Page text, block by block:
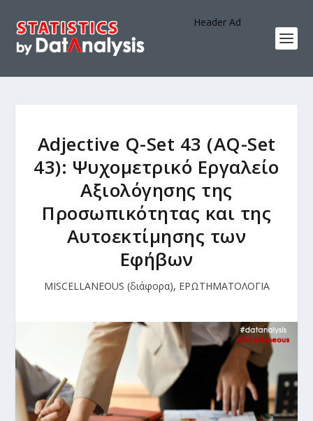
Header Ad
Adjective Q-Set 43 (AQ-Set
43): Ψυχομετρικό Εργαλείο
Αξιολόγησης της
Προσωπικότητας και της
Αυτοεκτίμησης των
Εφήβων
MISCELLANEOUS (διάφορα), ΕΡΩΤΗΜΑΤΟΛΟΓΙΑ